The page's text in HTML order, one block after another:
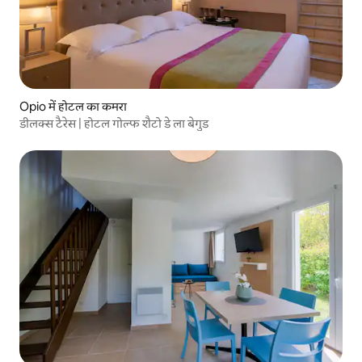
Opio में होटल का कमरा
डीलक्स टैरेस | होटल गोल्फ शैटो डे ला बेगुड